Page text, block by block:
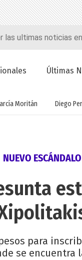
las ultimas noticias en
Últimas
Moritán Diego
NUEVO ESCÁNDALO
para
se encuentra